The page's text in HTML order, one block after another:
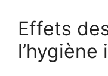
Effets
l’hygiène